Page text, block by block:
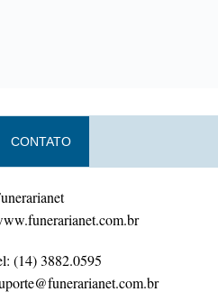
CONTATO
(14) 3882.0595